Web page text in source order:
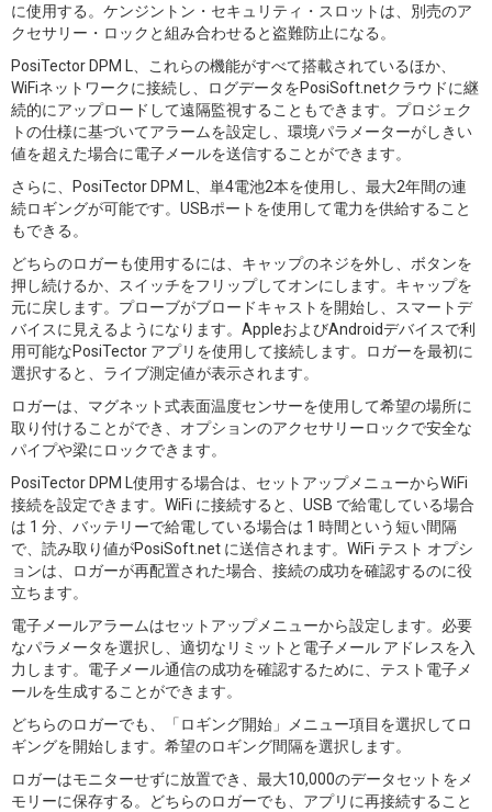
に使用する。ケンジントン・セキュリティ・スロットは、別売のア
クセサリー・ロックと組み合わせると盗難防止になる。
PosiTector DPM L、これらの機能がすべて搭載されているほか、
WiFiネットワークに接続し、ログデータをPosiSoft.netクラウドに継
続的にアップロードして遠隔監視することもできます。プロジェク
トの仕様に基づいてアラームを設定し、環境パラメーターがしきい
値を超えた場合に電子メールを送信することができます。
さらに、PosiTector DPM L、単4電池2本を使用し、最大2年間の連
続ロギングが可能です。USBポートを使用して電力を供給すること
もできる。
どちらのロガーも使用するには、キャップのネジを外し、ボタンを
押し続けるか、スイッチをフリップしてオンにします。キャップを
元に戻します。プローブがブロードキャストを開始し、スマートデ
バイスに見えるようになります。AppleおよびAndroidデバイスで利
用可能なPosiTector アプリを使用して接続します。ロガーを最初に
選択すると、ライブ測定値が表示されます。
ロガーは、マグネット式表面温度センサーを使用して希望の場所に
取り付けることができ、オプションのアクセサリーロックで安全な
パイプや梁にロックできます。
PosiTector DPM L使用する場合は、セットアップメニューからWiFi
接続を設定できます。WiFi に接続すると、USB で給電している場合
は 1 分、バッテリーで給電している場合は 1 時間という短い間隔
で、読み取り値がPosiSoft.net に送信されます。WiFi テスト オプシ
ョンは、ロガーが再配置された場合、接続の成功を確認するのに役
立ちます。
電子メールアラームはセットアップメニューから設定します。必要
なパラメータを選択し、適切なリミットと電子メール アドレスを入
力します。電子メール通信の成功を確認するために、テスト電子メ
ールを生成することができます。
どちらのロガーでも、「ロギング開始」メニュー項目を選択してロ
ギングを開始します。希望のロギング間隔を選択します。
ロガーはモニターせずに放置でき、最大10,000のデータセットをメ
モリーに保存する。どちらのロガーでも、アプリに再接続すること